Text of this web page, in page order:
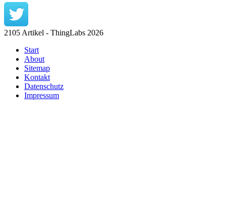
2105 Artikel - ThingLabs 2026
Start
About
Sitemap
Kontakt
Datenschutz
Impressum